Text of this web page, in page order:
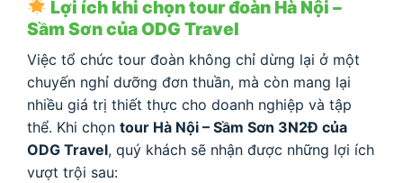
Lợi ích khi chọn tour đoàn Hà Nội –
Sầm Sơn của ODG Travel
Việc tổ chức tour đoàn không chỉ dừng lại ở một
chuyến nghỉ dưỡng đơn thuần, mà còn mang lại
nhiều giá trị thiết thực cho doanh nghiệp và tập
thể. Khi chọn tour Hà Nội – Sầm Sơn 3N2Đ của
ODG Travel, quý khách sẽ nhận được những lợi ích
vượt trội sau: